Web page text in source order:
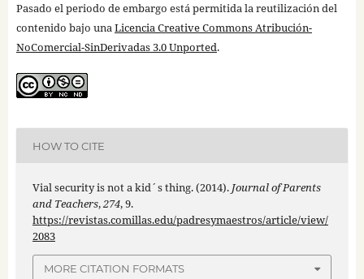
Pasado el periodo de embargo está permitida la reutilización del
contenido bajo unaLicencia Creative Commons Atribución-
NoComercial-SinDerivadas 3.0 Unported.
HOW TO CITE
Vial security is not a kid´s thing. (2014). Journal of Parents
and Teachers,274, 9.
https://revistas.comillas.edu/padresymaestros/article/view/
2083
MORE CITATION FORMATS